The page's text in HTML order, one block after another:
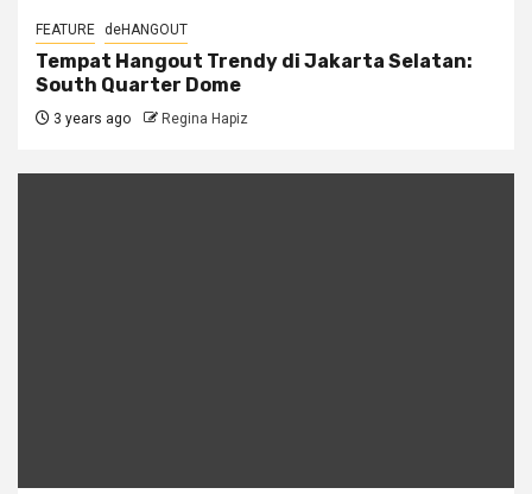
FEATURE deHANGOUT
Tempat Hangout Trendy di Jakarta Selatan:
South Quarter Dome
3 years ago Regina Hapiz